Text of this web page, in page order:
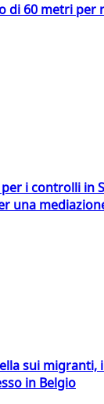
di 60 metri per
i controlli in
una
sui migranti,
in Belgio